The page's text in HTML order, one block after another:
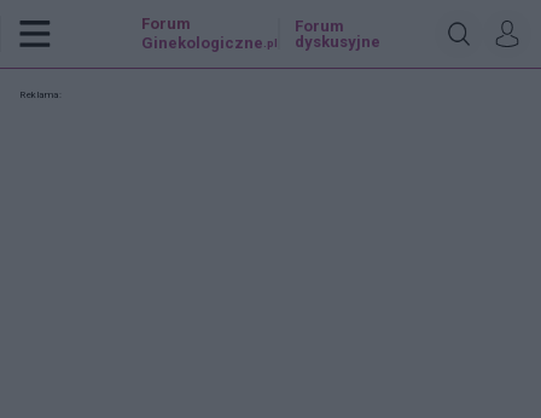
Forum
Ginekologiczne .pl
Forum
dyskusyjne
Reklama: